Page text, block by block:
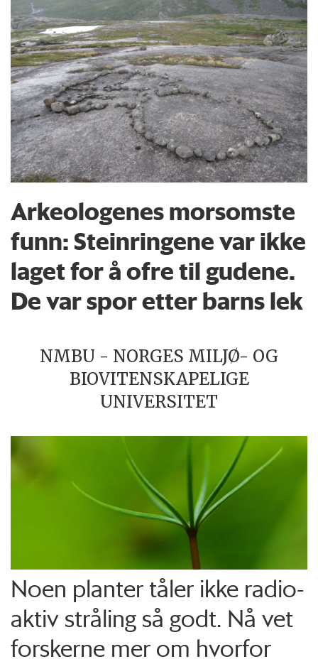
Arkeologenes morsomste
funn: Steinringene var ikke
laget for å ofre til gudene.
De var spor etter barns lek
NMBU - NORGES MILJØ- OG
BIOVITENSKAPELIGE
UNIVERSITET
Noen planter tåler ikke radio­
aktiv stråling så godt. Nå vet
forskerne mer om hvorfor